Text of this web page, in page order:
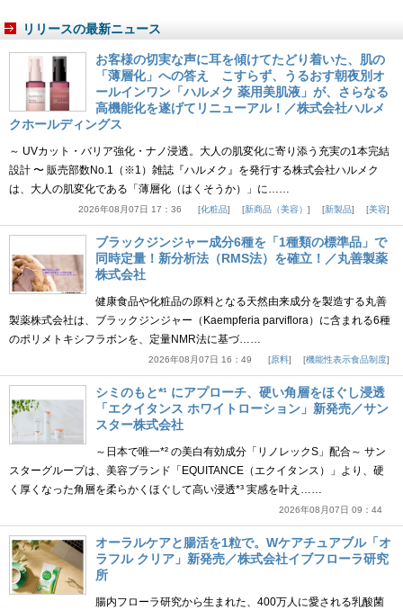
リリースの最新ニュース
お客様の切実な声に耳を傾けてたどり着いた、肌の
「薄層化」への答え こすらず、うるおす朝夜別オ
ールインワン「ハルメク 薬用美肌液」が、さらなる
高機能化を遂げてリニューアル！／株式会社ハルメ
クホールディングス
～ UVカット・バリア強化・ナノ浸透。大人の肌変化に寄り添う充実の1本完結
設計 〜 販売部数No.1（※1）雑誌『ハルメク』を発行する株式会社ハルメク
は、大人の肌変化である「薄層化（はくそうか）」に……
2026年08月07日 17：36 化粧品 新商品（美容） 新製品 美容
ブラックジンジャー成分6種を「1種類の標準品」で
同時定量！新分析法（RMS法）を確立！／丸善製薬
株式会社
健康食品や化粧品の原料となる天然由来成分を製造する丸善
製薬株式会社は、ブラックジンジャー（Kaempferia parviflora）に含まれる6種
のポリメトキシフラボンを、定量NMR法に基づ……
2026年08月07日 16：49 原料 機能性表示食品制度
シミのもと*¹ にアプローチ、硬い角層をほぐし浸透
「エクイタンス ホワイトローション」新発売／サン
スター株式会社
～日本で唯一*² の美白有効成分「リノレックS」配合～ サン
スターグループは、美容ブランド「EQUITANCE（エクイタンス）」より、硬
く厚くなった角層を柔らかくほぐして高い浸透*³ 実感を叶え……
2026年08月07日 09：44
オーラルケアと腸活を1粒で。Wケアチュアブル「オ
ラフル クリア」新発売／株式会社イブフローラ研究
所
腸内フローラ研究から生まれた、400万人に愛される乳酸菌